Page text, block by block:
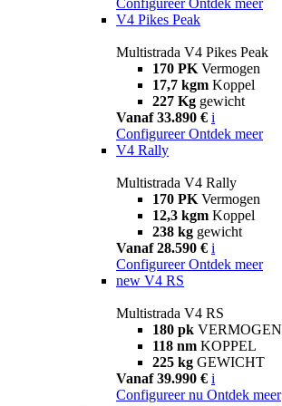
V4 Pikes Peak
Multistrada V4 Pikes Peak
170 PK Vermogen
17,7 kgm Koppel
227 Kg gewicht
Vanaf 33.890 € i
Configureer Ontdek meer
V4 Rally
Multistrada V4 Rally
170 PK Vermogen
12,3 kgm Koppel
238 kg gewicht
Vanaf 28.590 € i
Configureer Ontdek meer
new V4 RS
Multistrada V4 RS
180 pk VERMOGEN
118 nm KOPPEL
225 kg GEWICHT
Vanaf 39.990 € i
Configureer nu Ontdek meer